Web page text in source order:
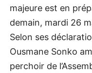
majeure est en
demain, mardi 26
Selon ses
Ousmane Sonko
perchoir de